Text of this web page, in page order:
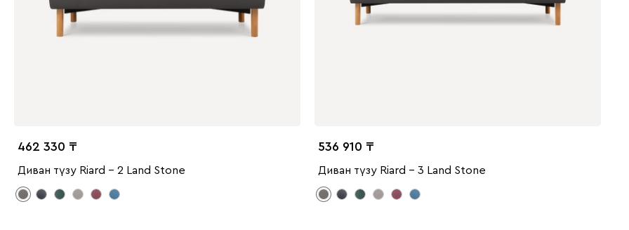
462 330
Диван түзу Riard - 2 Land Stone
536 910
Диван түзу Riard - 3 Land Stone